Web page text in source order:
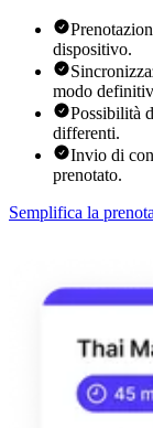
dispositivo.
modo
Possibilità
differenti.
Invio di
prenotato.
Semplifica la